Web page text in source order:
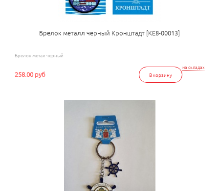
Брелок металл черный Кронштадт [КЕ8-00013]
Брелок метал черный
на складах
В корзину
258.00 руб